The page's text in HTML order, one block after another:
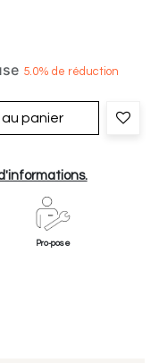
5.0% de réduction
panier
Pro-pose